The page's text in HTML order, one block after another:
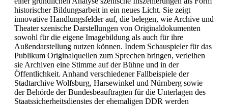
historischer Bildungsarbeit in ein neues Licht. Sie zeigt
innovative Handlungsfelder auf, die belegen, wie Archive und
Theater szenische Darstellungen von Originaldokumenten
sowohl für die eigene Imagebildung als auch für ihre
Außendarstellung nutzen können. Indem Schauspieler für das
Publikum Originalquellen zum Sprechen bringen, verleihen
sie Archiven eine Stimme auf der Bühne und in der
Öffentlichkeit. Anhand verschiedener Fallbeispiele der
Stadtarchive Wolfsburg, Harsewinkel und Nürnberg sowie
der Behörde der Bundesbeauftragten für die Unterlagen des
Staatssicherheitsdienstes der ehemaligen DDR werden